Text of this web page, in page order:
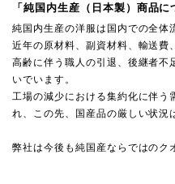
「純国内生産（日本製）商品に
純国内生産の洋服は国内での全体
近年の原材料、副資材料、輸送費
高齢に伴う職人の引退、後継者不
いでいます。
工場の減少における集約化に伴う
れ、この先、国産品の厳しい状況
弊社は今後も純国産ならではのク